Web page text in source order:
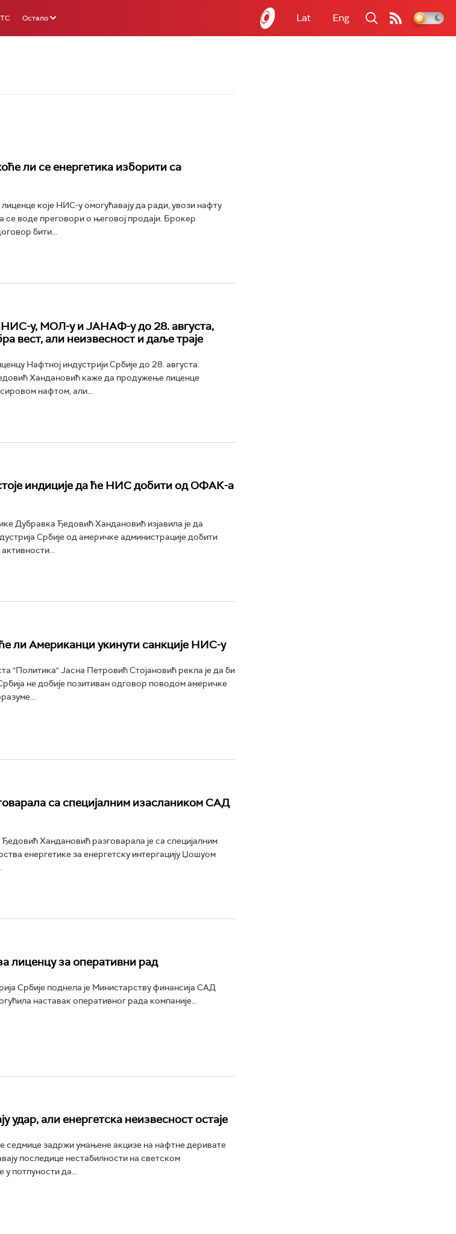
Остало Lat Eng
ли се енергетика изборити са
које НИС-у омогућавају да ради, увози нафту
воде преговори о његовој продаји. Брокер
бити...
у, МОЛ-у и ЈАНАФ-у до 28. августа,
вест, али неизвесност и даље траје
Нафтној индустрији Србије до 28. августа.
Хандановић каже да продужење лиценце
нафтом, али...
индиције да ће НИС добити од ОФАК-а
Дубравка Ђедовић Хандановић изјавила је да
Србије од америчке администрације добити
ли Американци укинути санкције НИС-у
"Политика" Јасна Петровић Стојановић рекла је да би
не добије позитиван одговор поводом америчке
са специјалним изаслаником САД
Хандановић разговарала је са специјалним
енергетике за енергетску интергацију Џошуом
лиценцу за оперативни рад
Србије поднела је Министарству финансија САД
наставак оперативног рада компаније...
удар, али енергетска неизвесност остаје
седмице задржи умањене акцизе на нафтне деривате
последице нестабилности на светском
у потпуности да...